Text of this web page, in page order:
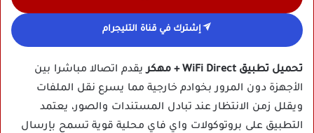
إشترك في قناة التليجرام
تحميل تطبيق WiFi Direct + مهكر
يقدم اتصالا مباشرا بين
الأجهزة دون المرور بخوادم خارجية مما يسرع نقل الملفات
ويقلل زمن الانتظار عند تبادل المستندات والصور، يعتمد
التطبيق على بروتوكولات واي فاي محلية قوية تسمح بإرسال